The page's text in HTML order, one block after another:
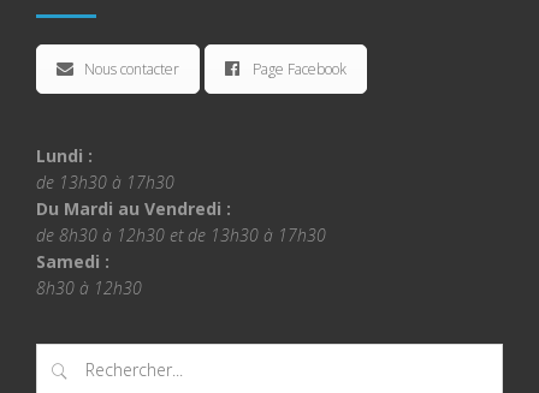
Nous contacter Page Facebook
Lundi :
de 13h30 à 17h30
Du Mardi au Vendredi :
de 8h30 à 12h30 et de 13h30 à 17h30
Samedi :
8h30 à 12h30